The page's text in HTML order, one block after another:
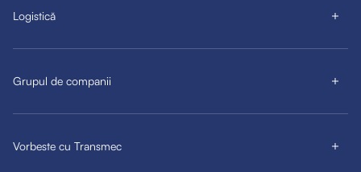
Logistică
Grupul de companii
Vorbeste cu Transmec